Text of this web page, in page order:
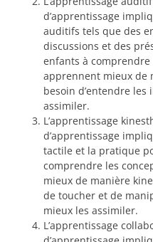
d’apprentissage
auditifs tels que des
discussions et des
enfants à comprendre
apprennent mieux de
besoin d’entendre
assimiler.
L’apprentissage
d’apprentissage
tactile et la pratique
comprendre les
mieux de manière
de toucher et de
mieux les assimiler.
L’apprentissage